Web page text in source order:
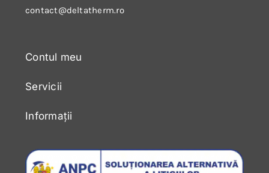
contact@deltatherm.ro
Contul meu
Servicii
Informații